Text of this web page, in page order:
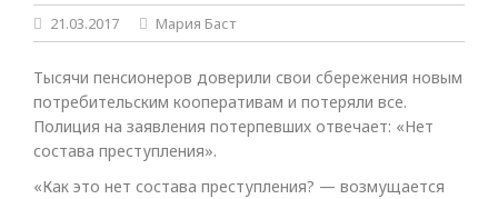
21.03.2017 Мария Баст
Тысячи пенсионеров доверили свои сбережения новым
потребительским кооперативам и потеряли все.
Полиция на заявления потерпевших отвечает: «Нет
состава преступления».
«Как это нет состава преступления? — возмущается